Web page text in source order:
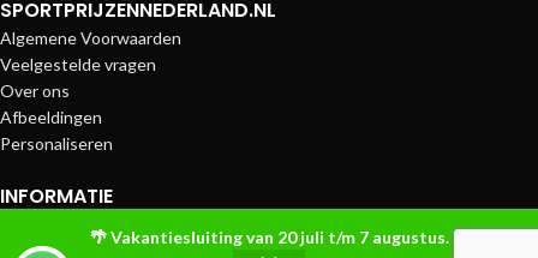
🌴 Vakantiesluiting van 20 juli t/m 7 augustus.
SPORTPRIJZENNEDERLAND.NL
Algemene Voorwaarden
Veelgestelde vragen
Over ons
Afbeeldingen
Personaliseren
INFORMATIE
Bezorging en Verzendkosten